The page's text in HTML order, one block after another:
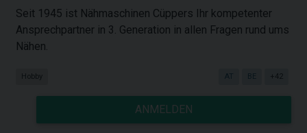
Seit 1945 ist Nähmaschinen Cüppers Ihr kompetenter
Ansprechpartner in 3. Generation in allen Fragen rund ums
Nähen.
Hobby AT BE +42
ANMELDEN